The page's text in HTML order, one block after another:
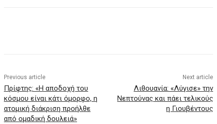
Previous article
Πρίφτης: «Η αποδοχή του
κόσμου είναι κάτι όμορφο, η
ατομική διάκριση προήλθε
από ομαδική δουλειά»
Next article
Λιθουανία: «Λύγισε» την
Νεπτούνας και πάει τελικούς
η Γιουβέντους